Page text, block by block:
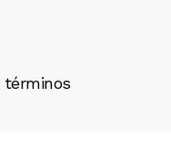
términos